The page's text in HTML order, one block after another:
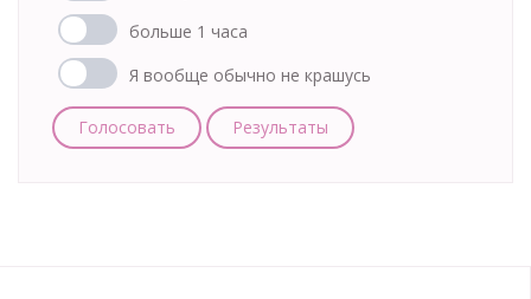
больше 1 часа
Я вообще обычно не крашусь
Голосовать Результаты